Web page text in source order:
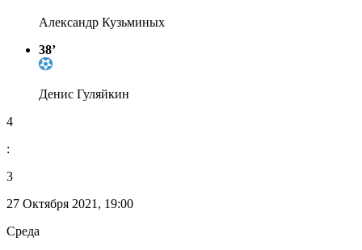
Александр Кузьминых
38’
Денис Гуляйкин
4
:
3
27 Октября 2021, 19:00
Среда